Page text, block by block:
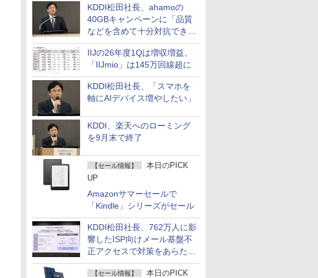
KDDI松田社長、ahamoの
40GBキャンペーンに「品質
などを含めて十分対抗でき
る」
IIJの26年度1Qは増収増益、
「IIJmio」は145万回線超に
KDDI松田社長、「スマホを
軸にAIデバイス増やしたい」
KDDI、楽天へのローミング
を9月末で終了
【セール情報】
本日のPICK
UP
Amazonサマーセールで
「Kindle」シリーズがセール
KDDI松田社長、762万人に影
響したISP向けメール基盤不
正アクセスで対策をあらため
て説明
【セール情報】
本日のPICK